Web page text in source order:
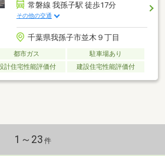
常磐線 我孫子駅 徒歩17分
その他の交通
千葉県我孫子市並木９丁目
都市ガス
駐車場あり
計住宅性能評価付 建設住宅性能評価付
1～23 件